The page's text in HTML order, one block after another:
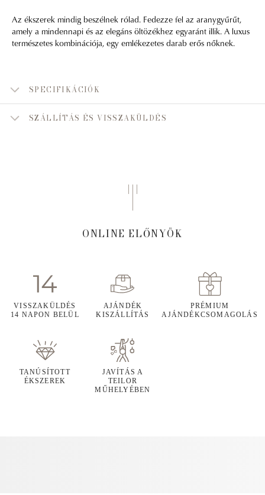
Az ékszerek mindig beszélnek rólad. Fedezze fel az aranygyűrűt,
amely a mindennapi és az elegáns öltözékhez egyaránt illik. A luxus
természetes kombinációja, egy emlékezetes darab erős nőknek.
SPECIFIKÁCIÓK
SZÁLLÍTÁS ÉS VISSZAKÜLDÉS
ONLINE ELŐNYÖK
VISSZAKÜLDÉS
14 NAPON BELÜL
AJÁNDÉK
KISZÁLLÍTÁS
PRÉMIUM
AJÁNDÉKCSOMAGOLÁS
TANÚSÍTOTT
ÉKSZEREK
JAVÍTÁS A
TEILOR
MŰHELYÉBEN